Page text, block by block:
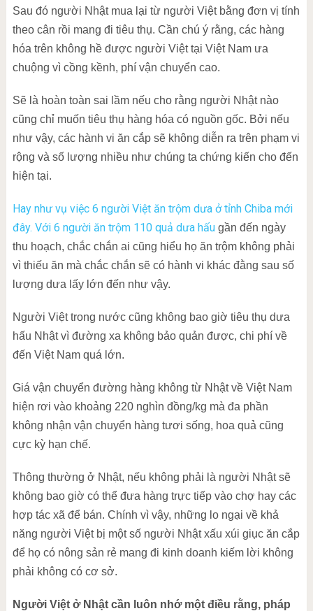
Sau đó người Nhật mua lại từ người Việt bằng đơn vị tính
theo cân rồi mang đi tiêu thụ. Cần chú ý rằng, các hàng
hóa trên không hề được người Việt tại Việt Nam ưa
chuộng vì cồng kềnh, phí vận chuyển cao.
Sẽ là hoàn toàn sai lầm nếu cho rằng người Nhật nào
cũng chỉ muốn tiêu thụ hàng hóa có nguồn gốc. Bởi nếu
như vậy, các hành vi ăn cắp sẽ không diễn ra trên phạm vi
rộng và số lượng nhiều như chúng ta chứng kiến cho đến
hiện tại.
Hay như vụ việc 6 người Việt ăn trộm dưa ở tỉnh Chiba mới
đây. Với 6 người ăn trộm 110 quả dưa hấugần đến ngày
thu hoạch, chắc chắn ai cũng hiểu họ ăn trộm không phải
vì thiếu ăn mà chắc chắn sẽ có hành vi khác đằng sau số
lượng dưa lấy lớn đến như vậy.
Người Việt trong nước cũng không bao giờ tiêu thụ dưa
hấu Nhật vì đường xa không bảo quản được, chi phí về
đến Việt Nam quá lớn.
Giá vận chuyển đường hàng không từ Nhật về Việt Nam
hiện rơi vào khoảng 220 nghìn đồng/kg mà đa phần
không nhận vận chuyển hàng tươi sống, hoa quả cũng
cực kỳ hạn chế.
Thông thường ở Nhật, nếu không phải là người Nhật sẽ
không bao giờ có thể đưa hàng trực tiếp vào chợ hay các
hợp tác xã để bán. Chính vì vậy, những lo ngại về khả
năng người Việt bị một số người Nhật xấu xúi giục ăn cắp
để họ có nông sản rẻ mang đi kinh doanh kiếm lời không
phải không có cơ sở.
Người Việt ở Nhật cần luôn nhớ một điều rằng, pháp